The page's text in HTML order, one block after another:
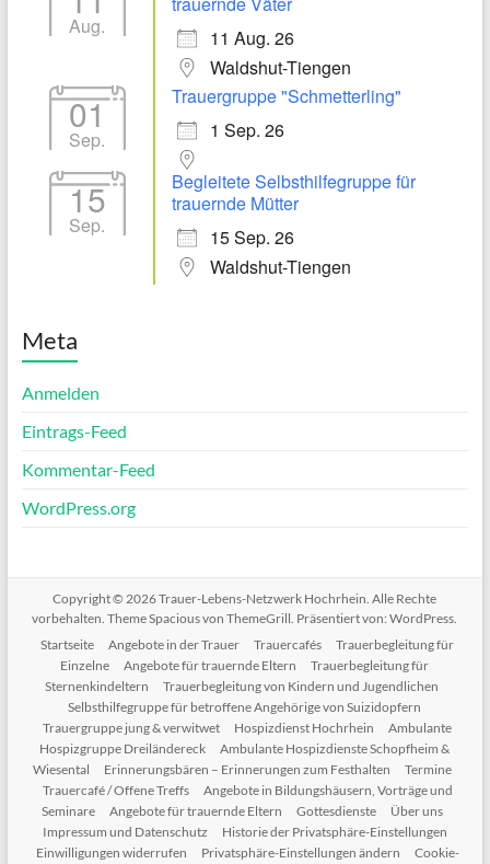
Aug.
11 Aug. 26
Waldshut-Tiengen
01
Sep.
Trauergruppe "Schmetterling"
1 Sep. 26
15
Sep.
Begleitete Selbsthilfegruppe für
trauernde Mütter
15 Sep. 26
Waldshut-Tiengen
Meta
Anmelden
Eintrags-Feed
Kommentar-Feed
WordPress.org
Copyright © 2026Trauer-Lebens-Netzwerk Hochrhein. Alle Rechte
vorbehalten. ThemeSpaciousvon ThemeGrill. Präsentiert von:WordPress.
Startseite
Angebote in der Trauer Trauercafés
Trauerbegleitung für
Einzelne
Angebote für trauernde Eltern
Trauerbegleitung für
Sternenkindeltern
Trauerbegleitung von Kindern und Jugendlichen
Selbsthilfegruppe für betroffene Angehörige von Suizidopfern
Trauergruppe jung & verwitwet
Hospizdienst Hochrhein
Ambulante
Hospizgruppe Dreiländereck
Ambulante Hospizdienste Schopfheim &
Wiesental
Erinnerungsbären – Erinnerungen zum Festhalten
Termine
Trauercafé / Offene Treffs
Angebote in Bildungshäusern, Vorträge und
Seminare
Angebote für trauernde Eltern Gottesdienste
Über uns
Impressum und Datenschutz
Historie der Privatsphäre-Einstellungen
Einwilligungen widerrufen
Privatsphäre-Einstellungen ändern Cookie-